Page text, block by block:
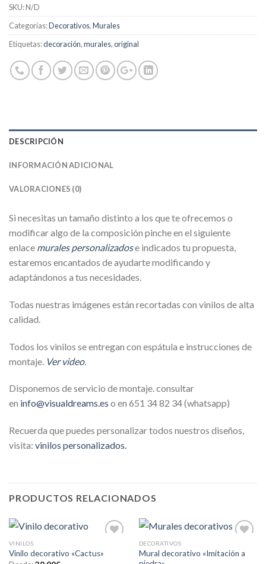
SKU:N/D
Categorías:Decorativos,Murales
Etiquetas:decoración,murales,original
DESCRIPCIÓN
INFORMACIÓN ADICIONAL
VALORACIONES (0)
Si necesitas un tamaño distinto a los que te ofrecemos o
modificar algo de la composición pinche en el siguiente
enlace murales personalizadose indicados tu propuesta,
estaremos encantados de ayudarte modificando y
adaptándonos a tus necesidades.
Todas nuestras imágenes están recortadas con vinilos de alta
calidad.
Todos los vinilos se entregan con espátula e instrucciones de
montaje. Ver video.
Disponemos de servicio de montaje. consultar
en info@visualdreams.es o en 651 34 82 34 (whatsapp)
Recuerda que puedes personalizar todos nuestros diseños,
visita: vinilos personalizados.
PRODUCTOS RELACIONADOS
VINILOS
Vinilo decorativo «Cactus»
a la
DECORATIVOS
Mural decorativo «Imitación a